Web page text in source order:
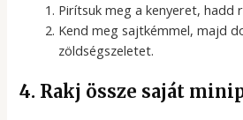
Pirítsuk meg a kenyeret, hadd
Kend meg sajtkémmel, majd
zöldségszeletet.
4. Rakj össze saját